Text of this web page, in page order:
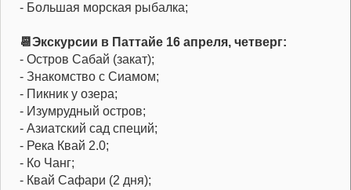
- Большая морская рыбалка;
📆Экскурсии в Паттайе 16 апреля, четверг:
- Остров Сабай (закат);
- Знакомство с Сиамом;
- Пикник у озера;
- Изумрудный остров;
- Азиатский сад специй;
- Река Квай 2.0;
- Ко Чанг;
- Квай Сафари (2 дня);